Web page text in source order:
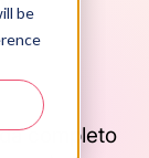
be
completo